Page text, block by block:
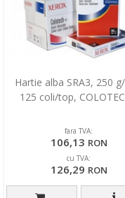
Hartie alba SRA3, 250
125 coli/top,
fara TVA:
106,13 RON
cu TVA:
126,29 RON